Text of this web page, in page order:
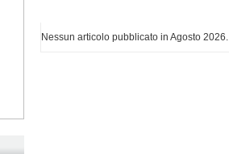
Nessun articolo pubblicato in Agosto 2026.